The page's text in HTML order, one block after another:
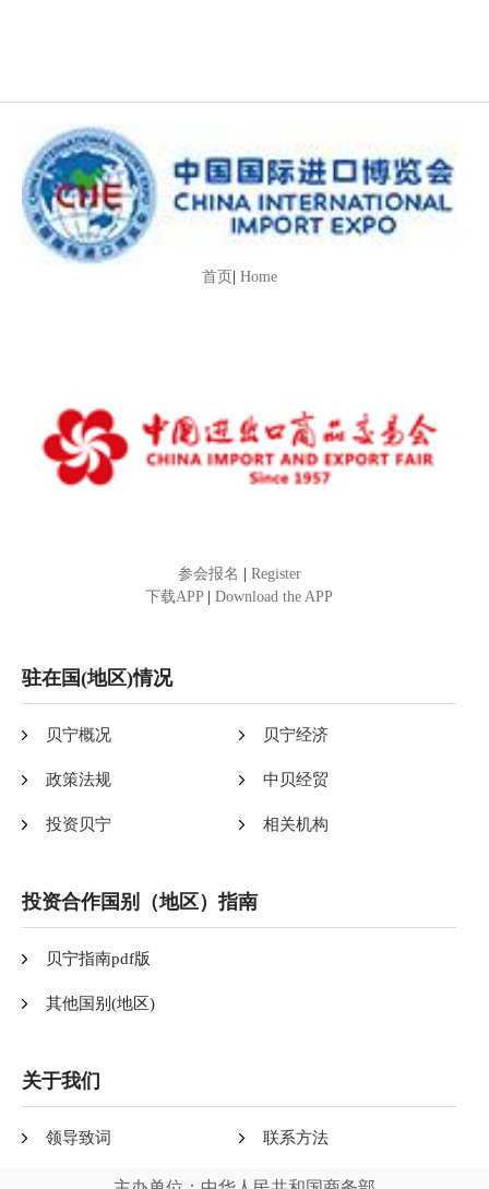
首页 Home
参会报名 | Register
下载APP | Download the APP
驻在国(地区)情况
贝宁概况 贝宁经济
政策法规 中贝经贸
投资贝宁 相关机构
投资合作国别（地区）指南
贝宁指南pdf版
其他国别(地区)
关于我们
领导致词 联系方法